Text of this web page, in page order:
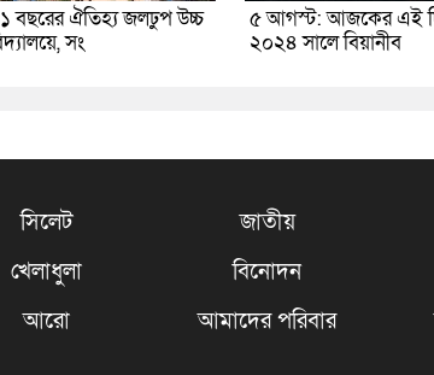
বছরের ঐতিহ্য জলঢুপ উচ্চ
সং
৫ আগস্ট: আজকের এই
২০২৪ সালে বিয়ানীব
সিলেট জাতীয়
খেলাধুলা বিনোদন
আরো আমাদের পরিবার